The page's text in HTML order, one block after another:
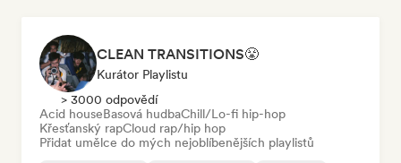
CLEAN TRANSITIONS😤
Kurátor Playlistu
> 3000 odpovědí
Acid houseBasová hudbaChill/Lo-fi hip-hop
Křesťanský rapCloud rap/hip hop
Přidat umělce do mých nejoblíbenějších playlistů